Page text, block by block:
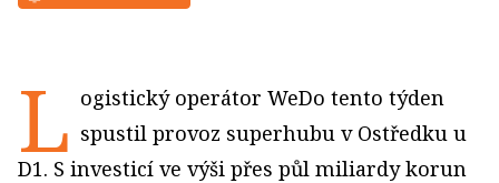
L ogistický operátor WeDo tento týden
spustil provoz superhubu v Ostředku u
D1. S investicí ve výši přes půl miliardy korun